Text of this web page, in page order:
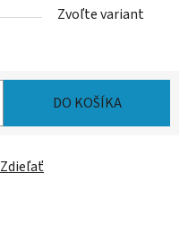
Zvoľte variant
DO KOŠÍKA
Zdieľať